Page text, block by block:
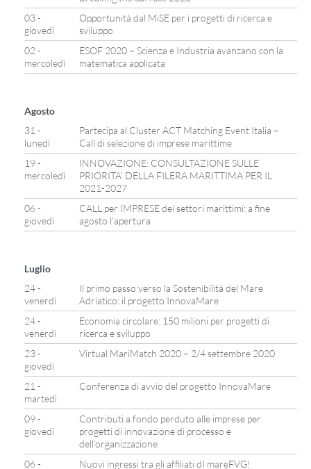
03 -
giovedì
Opportunità dal MiSE per i progetti di ricerca e
sviluppo
02 -
mercoledì
ESOF 2020 – Scienza e Industria avanzano con la
matematica applicata
Agosto
31 -
lunedì
Partecipa al Cluster ACT Matching Event Italia –
Call di selezione di imprese marittime
19 -
mercoledì
INNOVAZIONE: CONSULTAZIONE SULLE
PRIORITA’ DELLA FILERA MARITTIMA PER IL
2021-2027
06 -
giovedì
CALL per IMPRESE dei settori marittimi: a fine
agosto l’apertura
Luglio
24 -
venerdì
Il primo passo verso la Sostenibilità del Mare
Adriatico: il progetto InnovaMare
24 -
venerdì
Economia circolare: 150 milioni per progetti di
ricerca e sviluppo
23 -
giovedì
Virtual MariMatch 2020 – 2/4 settembre 2020
21 -
martedì
Conferenza di avvio del progetto InnovaMare
09 -
giovedì
Contributi a fondo perduto alle imprese per
progetti di innovazione di processo e
dell’organizzazione
06 -
Nuovi ingressi tra gli affiliati dI mareFVG!